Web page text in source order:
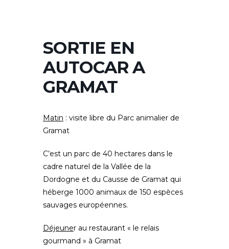
SORTIE EN
AUTOCAR A
GRAMAT
Matin : visite libre du Parc animalier de
Gramat
C’est un parc de 40 hectares dans le
cadre naturel de la Vallée de la
Dordogne et du Causse de Gramat qui
héberge 1000 animaux de 150 espèces
sauvages européennes.
Déjeuner au restaurant « le relais
gourmand » à Gramat